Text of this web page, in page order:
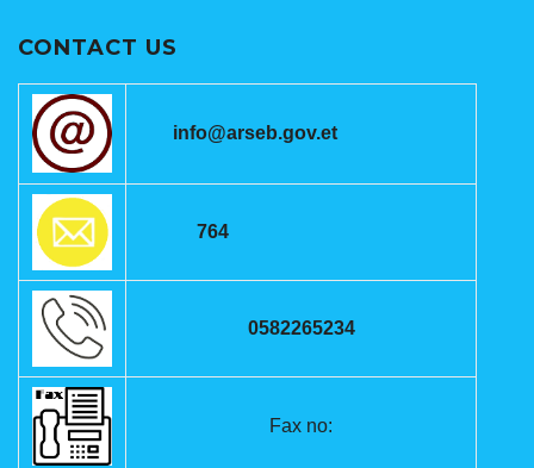
CONTACT US
info@arseb.gov.et
764
0582265234
Fax no: